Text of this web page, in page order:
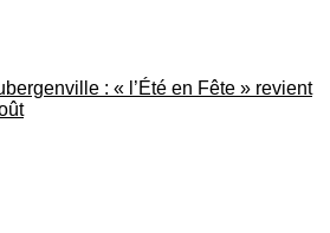
: « l’Été en Fête » revient